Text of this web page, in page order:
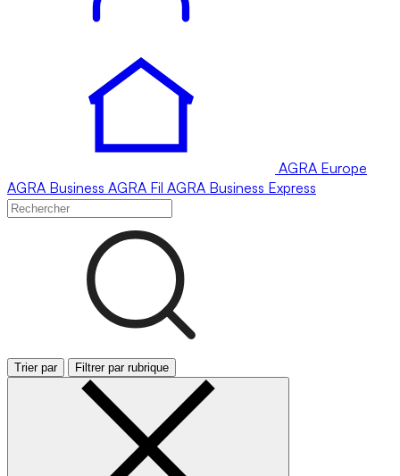
AGRA Europe
AGRA Business AGRA Fil AGRA Business Express
Trier par Filtrer par rubrique